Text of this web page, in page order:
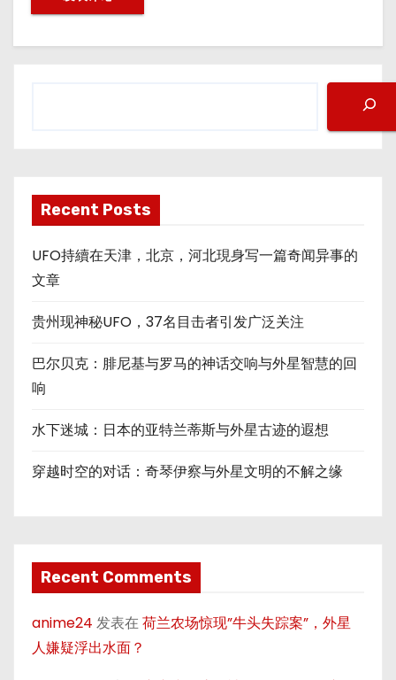
Recent Posts
UFO持續在天津，北京，河北現身写一篇奇闻异事的
文章
贵州现神秘UFO，37名目击者引发广泛关注
巴尔贝克：腓尼基与罗马的神话交响与外星智慧的回
响
水下迷城：日本的亚特兰蒂斯与外星古迹的遐想
穿越时空的对话：奇琴伊察与外星文明的不解之缘
Recent Comments
anime24 发表在 荷兰农场惊现”牛头失踪案”，外星
人嫌疑浮出水面？